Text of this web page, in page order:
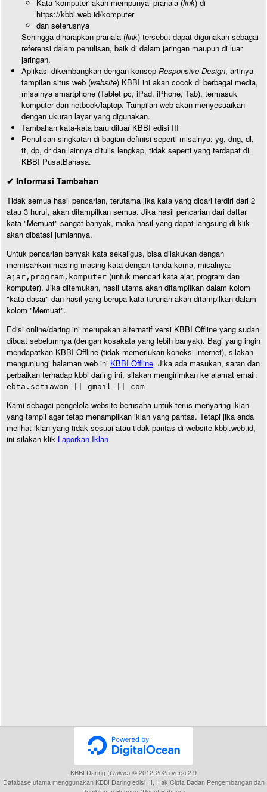
Kata 'komputer' akan mempunyai pranala (link) di
https://kbbi.web.id/komputer
dan seterusnya
Sehingga diharapkan pranala (link) tersebut dapat digunakan sebagai
referensi dalam penulisan, baik di dalam jaringan maupun di luar
jaringan.
Aplikasi dikembangkan dengan konsep Responsive Design, artinya
tampilan situs web (website) KBBI ini akan cocok di berbagai media,
misalnya smartphone (Tablet pc, iPad, iPhone, Tab), termasuk
komputer dan netbook/laptop. Tampilan web akan menyesuaikan
dengan ukuran layar yang digunakan.
Tambahan kata-kata baru diluar KBBI edisi III
Penulisan singkatan di bagian definisi seperti misalnya: yg, dng, dl,
tt, dp, dr dan lainnya ditulis lengkap, tidak seperti yang terdapat di
KBBI PusatBahasa.
✔ Informasi Tambahan
Tidak semua hasil pencarian, terutama jika kata yang dicari terdiri dari 2
atau 3 huruf, akan ditampilkan semua. Jika hasil pencarian dari daftar
kata "Memuat" sangat banyak, maka hasil yang dapat langsung di klik
akan dibatasi jumlahnya.
Untuk pencarian banyak kata sekaligus, bisa dilakukan dengan
memisahkan masing-masing kata dengan tanda koma, misalnya:
ajar,program,komputer (untuk mencari kata ajar, program dan
komputer). Jika ditemukan, hasil utama akan ditampilkan dalam kolom
"kata dasar" dan hasil yang berupa kata turunan akan ditampilkan dalam
kolom "Memuat".
Edisi online/daring ini merupakan alternatif versi KBBI Offline yang sudah
dibuat sebelumnya (dengan kosakata yang lebih banyak). Bagi yang ingin
mendapatkan KBBI Offline (tidak memerlukan koneksi internet), silakan
mengunjungi halaman web ini KBBI Offline. Jika ada masukan, saran dan
perbaikan terhadap kbbi daring ini, silakan mengirimkan ke alamat email:
ebta.setiawan || gmail || com
Kami sebagai pengelola website berusaha untuk terus menyaring iklan
yang tampil agar tetap menampilkan iklan yang pantas. Tetapi jika anda
melihat iklan yang tidak sesuai atau tidak pantas di website kbbi.web.id,
ini silakan klik Laporkan Iklan
KBBI Daring (Online) © 2012-2025 versi 2.9
Database utama menggunakan KBBI Daring edisi III, Hak Cipta Badan Pengembangan dan